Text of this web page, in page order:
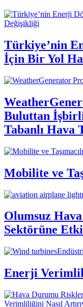
Değişikliği
Türkiye’nin
İçin Bir Yol
Buluttan
Tabanlı Hava
Mobilite ve
Olumsuz
Sektörüne
Enerji